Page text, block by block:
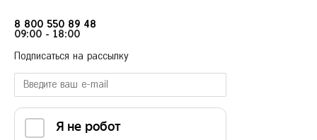
8 800 550 89 48
09:00 - 18:00
Подписаться на рассылку